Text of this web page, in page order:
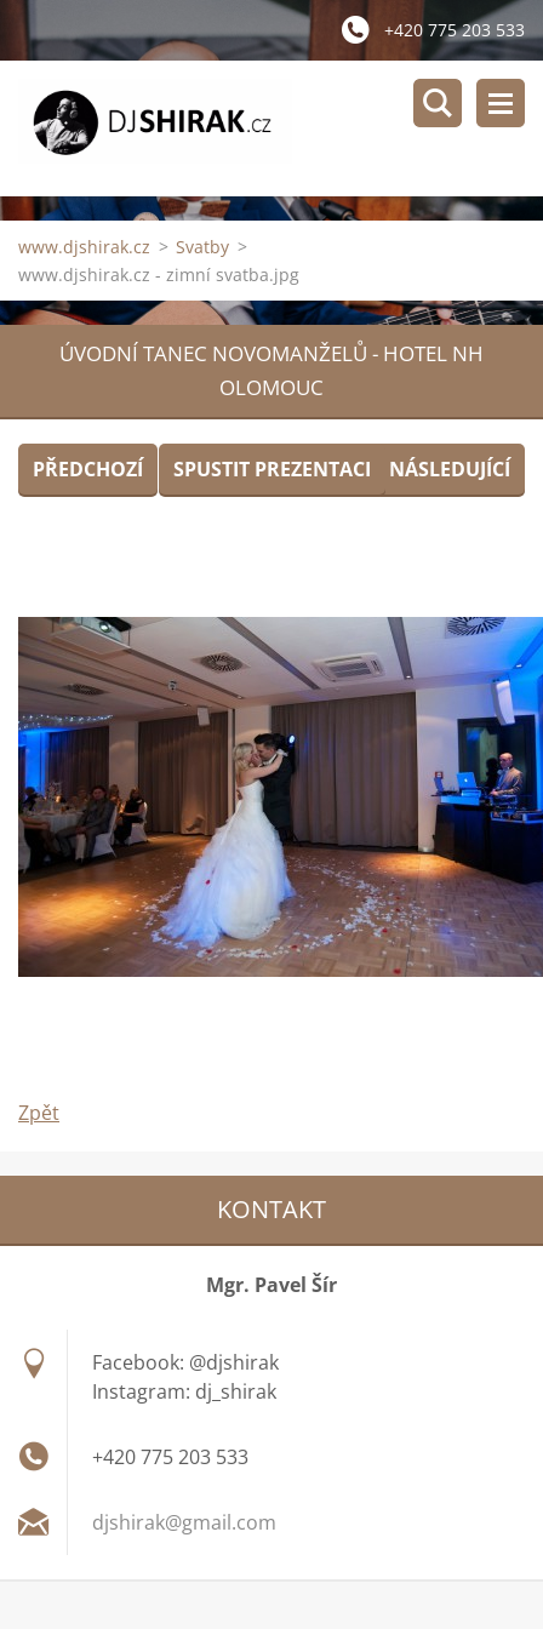
+420 775 203 533
www.djshirak.cz > Svatby >
www.djshirak.cz - zimní svatba.jpg
ÚVODNÍ TANEC NOVOMANŽELŮ - HOTEL NH
OLOMOUC
PŘEDCHOZÍ SPUSTIT PREZENTACI NÁSLEDUJÍCÍ
Zpět
KONTAKT
Mgr. Pavel Šír
Facebook: @djshirak
Instagram: dj_shirak
+420 775 203 533
djshirak@gmail.com